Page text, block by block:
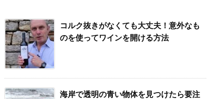
コルク抜きがなくても大丈夫！意外なも
のを使ってワインを開ける方法
海岸で透明の青い物体を見つけたら要注